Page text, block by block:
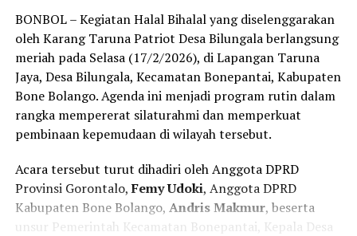
masyarakat Batudaa, mengingat sekolah tersebut
merupakan salah satu lembaga pendidikan unggulan di
wilayah itu.
BONBOL – Kegiatan Halal Bihalal yang diselenggarakan
oleh Karang Taruna Patriot Desa Bilungala berlangsung
meriah pada Selasa (17/2/2026), di Lapangan Taruna
Jaya, Desa Bilungala, Kecamatan Bonepantai, Kabupaten
Bone Bolango. Agenda ini menjadi program rutin dalam
rangka mempererat silaturahmi dan memperkuat
pembinaan kepemudaan di wilayah tersebut.
Acara tersebut turut dihadiri oleh Anggota DPRD
Provinsi Gorontalo, Femy Udoki, Anggota DPRD
Kabupaten Bone Bolango, Andris Makmur, beserta
unsur Pemerintah Kecamatan Bonepantai, Kepala Desa